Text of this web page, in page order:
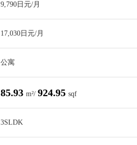
9,790日元/月
17,030日元/月
公寓
85.93 m²/ 924.95 sqf
3SLDK